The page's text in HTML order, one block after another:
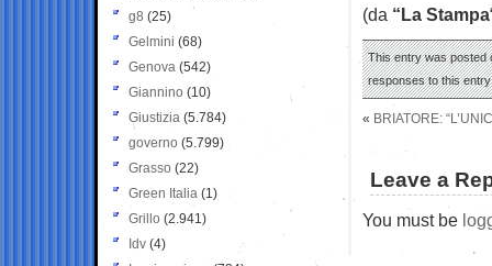
(da “La Stampa
This entry was posted
responses to this
« BRIATORE:
Leave a
You must be
g8 (25)
Gelmini (68)
Genova (542)
Giannino (10)
Giustizia (5.784)
governo (5.799)
Grasso (22)
Green Italia (1)
Grillo (2.941)
Idv (4)